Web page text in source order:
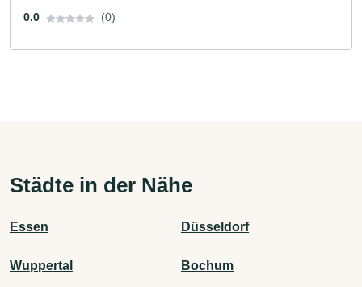
0.0 (0)
Städte in der Nähe
Essen Düsseldorf
Wuppertal Bochum